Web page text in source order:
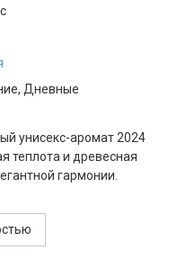
Дневные
унисекс-аромат 2024
теплотa и древесная
гармонии.
В сердце
звучанию пряную
шлейфом кедра,